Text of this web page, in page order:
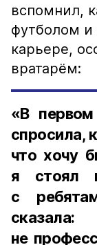
вспомнил,
футболом и
карьере,
вратарём:
«В
спросила,
что хочу
я стоял
с
не